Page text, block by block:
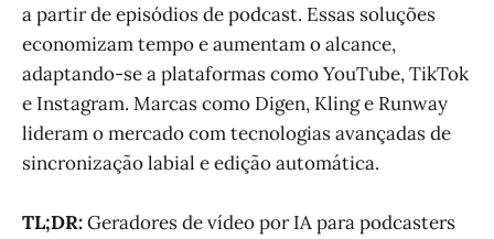
a partir de episódios de podcast. Essas soluções
economizam tempo e aumentam o alcance,
adaptando-se a plataformas como YouTube, TikTok
e Instagram. Marcas como Digen, Kling e Runway
lideram o mercado com tecnologias avançadas de
sincronização labial e edição automática.
TL;DR:Geradores de vídeo por IA para podcasters